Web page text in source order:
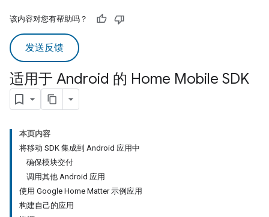
该内容对您有帮助吗？
发送反馈
适用于 Android 的 Home Mobile SDK
本页内容
将移动 SDK 集成到 Android 应用中
确保模块交付
调用其他 Android 应用
使用 Google Home Matter 示例应用
构建自己的应用